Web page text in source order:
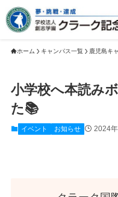
ホーム キャンパス一覧 鹿児島キ
小学校へ本読み
た📚
イベント お知らせ 2024